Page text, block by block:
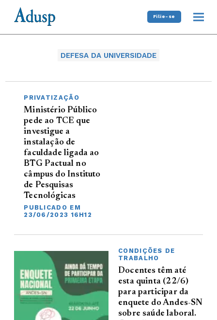
Filie-se
DEFESA DA UNIVERSIDADE
PRIVATIZAÇÃO
Ministério Público
pede ao TCE que
investigue a
instalação de
faculdade ligada ao
BTG Pactual no
câmpus do Instituto
de Pesquisas
Tecnológicas
PUBLICADO EM
23/06/2023 16H12
CONDIÇÕES DE
TRABALHO
Docentes têm até
esta quinta (22/6)
para participar da
enquete do Andes-SN
sobre saúde laboral.